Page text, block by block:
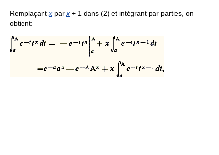
Remplaçant x par x + 1 dans (2) et intégrant par parties, on
obtient: